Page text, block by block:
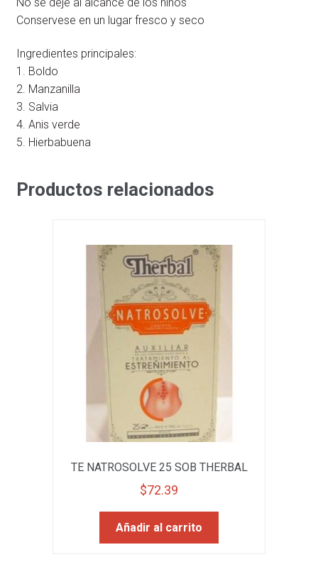
Conservese en un lugar fresco y seco
Ingredientes principales:
1. Boldo
2. Manzanilla
3. Salvia
4. Anis verde
5. Hierbabuena
Productos relacionados
TE NATROSOLVE 25 SOB THERBAL
$72.39
Añadir al carrito